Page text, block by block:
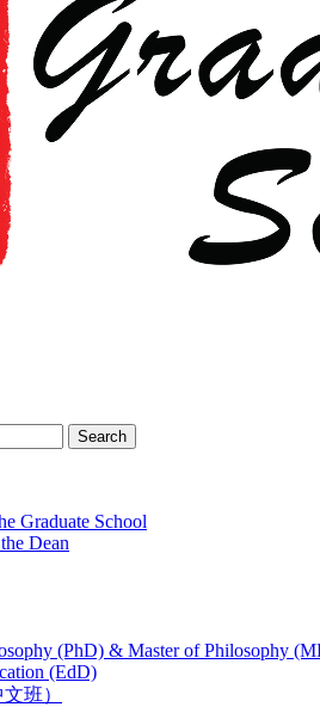
Search
Graduate School
Dean
(PhD) & Master of Philosophy
(EdD)
班）